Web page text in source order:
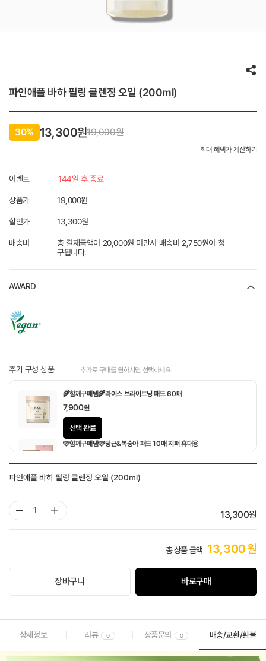
파인애플 바하 필링 클렌징 오일 (200ml)
최대 혜택가 계산하기
30% 13,300원19,000원
이벤트 144일 후 종료
상품가 19,000원
할인가 13,300원
배송비
총 결제금액이 20,000원 미만시 배송비 2,750원이 청
구됩니다.
AWARD
추가 구성 상품 추가로 구매를 원하시면 선택하세요
🌾함께구매템🌾라이스 브라이트닝 패드 60매
7,900원
선택 완료
🩷함께구매템🩷당근&복숭아 패드 10매 지퍼 휴대용
파인애플 바하 필링 클렌징 오일 (200ml)
13,300원
총 상품 금액 13,300원
장바구니 바로구매
상세정보 리뷰 0 상품문의 0 배송/교환/환불